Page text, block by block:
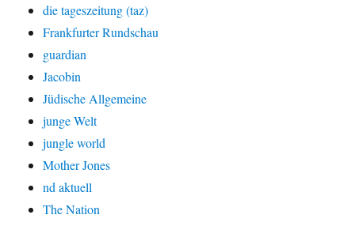
die tageszeitung (taz)
Frankfurter Rundschau
guardian
Jacobin
Jüdische Allgemeine
junge Welt
jungle world
Mother Jones
nd aktuell
The Nation